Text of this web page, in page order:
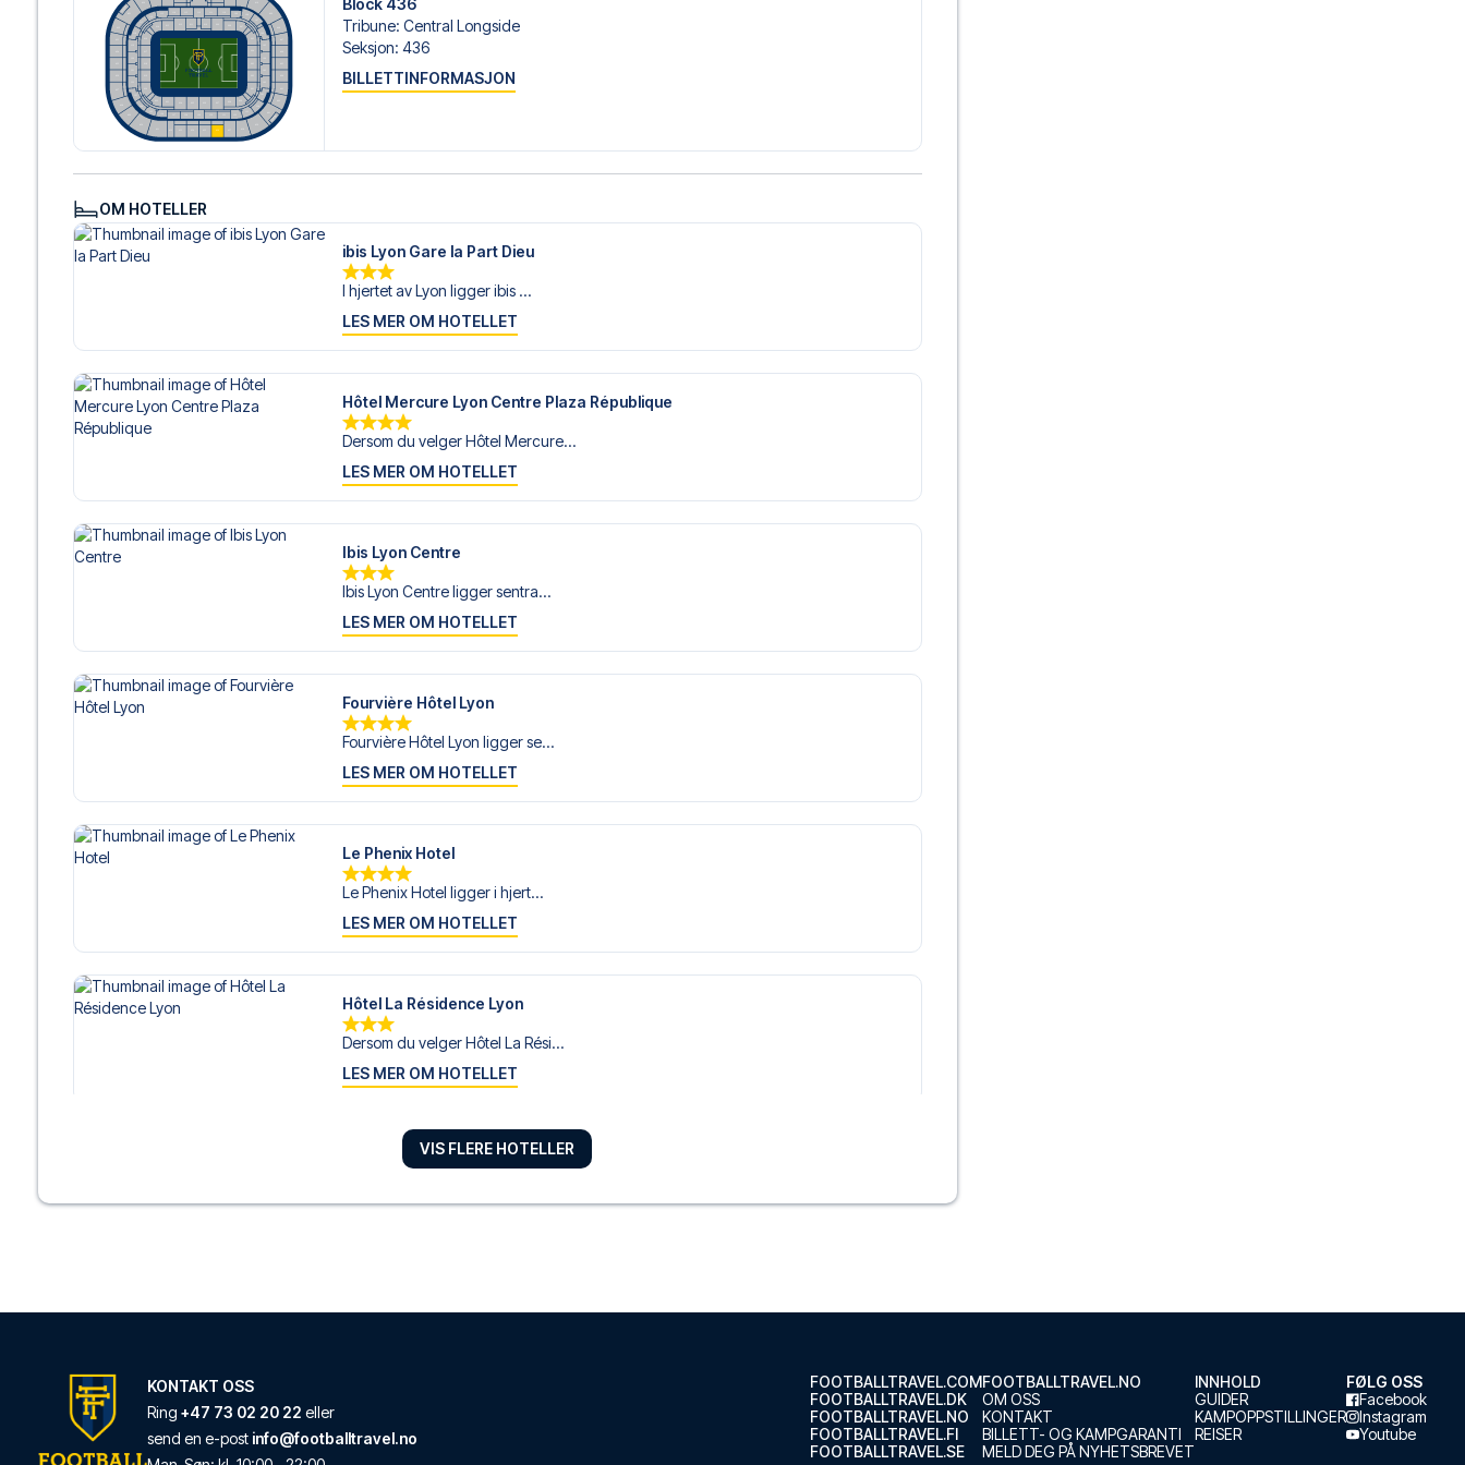
Er du klar for å oppleve Lyon på Parc Olympique Lyonnais mot Rennes? Kontakt oss idag, og la oss hjelpe deg med å
realisere din fotballreisedrøm!
Tribune: Central Longside
Seksjon: 436
BILLETTINFORMASJON
OM HOTELLER
ibis Lyon Gare la Part Dieu
I hjertet av Lyon ligger ibis ...
LES MER OM HOTELLET
Hôtel Mercure Lyon Centre Plaza République
Dersom du velger Hôtel Mercure...
LES MER OM HOTELLET
Ibis Lyon Centre
Ibis Lyon Centre ligger sentra...
LES MER OM HOTELLET
Fourvière Hôtel Lyon
Fourvière Hôtel Lyon ligger se...
LES MER OM HOTELLET
Le Phenix Hotel
Le Phenix Hotel ligger i hjert...
LES MER OM HOTELLET
Hôtel La Résidence Lyon
Dersom du velger Hôtel La Rési...
LES MER OM HOTELLET
Ho36 hostels
LES MER OM HOTELLET
Novotel Lyon Confluence
VIS FLERE HOTELLER
KONTAKT OSS
Ring +47 73 02 20 22 eller
send en e-post info@footballtravel.no
FOOTBALLTRAVEL.COM
FOOTBALLTRAVEL.DK
FOOTBALLTRAVEL.NO
FOOTBALLTRAVEL.FI
FOOTBALLTRAVEL.SE
FOOTBALLTRAVEL.NO
OM OSS
KONTAKT
BILLETT- OG KAMPGARANTI
MELD DEG PÅ NYHETSBREVET
INNHOLD
GUIDER
KAMPOPPSTILLINGER
REISER
FØLG OSS
Facebook
Instagram
Youtube